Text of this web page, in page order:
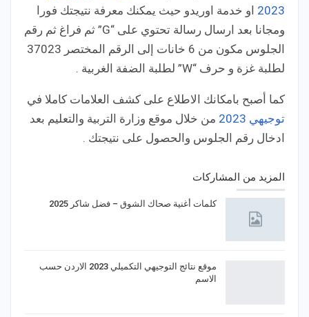
2023 او خدمة اوريدو حيث يمكنك معرفة نتيجتك فورا
ومجانا بعد ارسال رسالة تحتوي على “G” ثم فراغ ثم رقم
الجلوس مكون من 6 خانات إلى الرقم المختصر 37023
لطلبة غزة و حرف “W” لطلبة الضفة الغربية .
كما أصبح بامكانك الاطلاع على كشف العلامات كاملا في
توجيهي 2023
من خلال موقع وزارة التربية والتعليم بعد
ادخال رقم الجلوس والحصول على نتيجتك .
المزيد من المشاركات
كلمات أغنية صحاك الشوق – فضل شاكر 2025
موقع نتائج التوجيهي التكميلي 2023 الاردن حسب
الاسم